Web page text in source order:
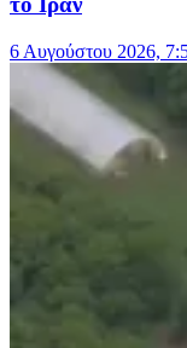
6 Αυγούστου 2026,